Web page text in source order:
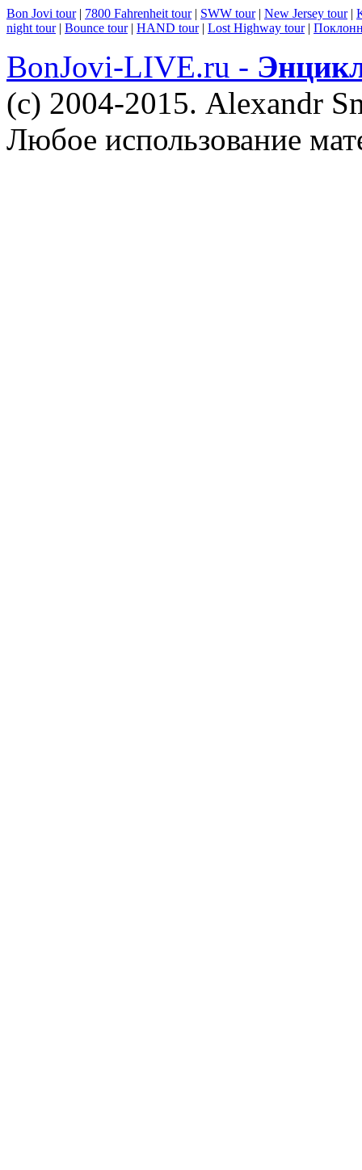
Bon Jovi tour| 7800 Fahrenheit tour| SWW tour| New Jersey tour|
night tour| Bounce tour| HAND tour| Lost Highway tour|
BonJovi-LIVE.ru -
(c) 2004-2015. Alexandr
Любое использование